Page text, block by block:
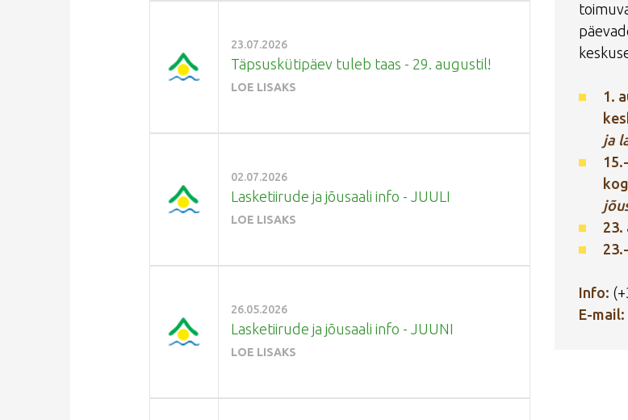
23.07.2026
Täpsuskütipäev tuleb taas - 29. augustil!
LOE LISAKS
02.07.2026
Lasketiirude ja jõusaali info - JUULI
LOE LISAKS
26.05.2026
Lasketiirude ja jõusaali info - JUUNI
LOE LISAKS
1.
ja
23.
Info:
E-mail: